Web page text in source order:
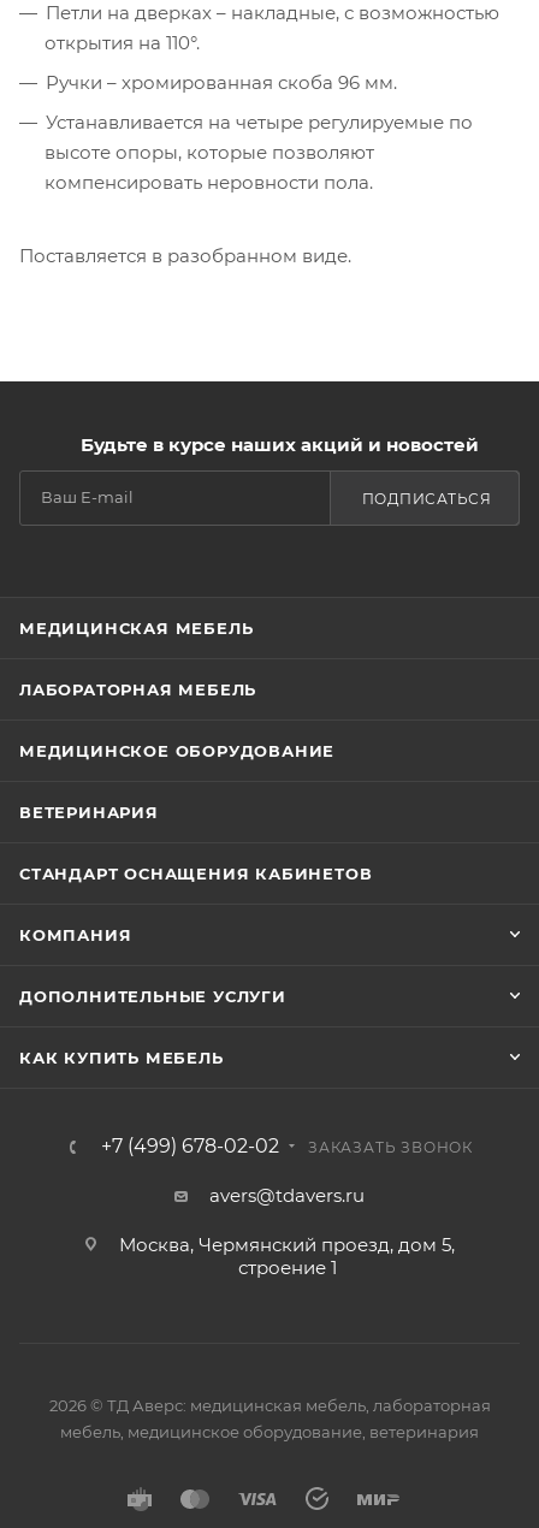
Петли на дверках – накладные, с возможностью
открытия на 110°.
Ручки – хромированная скоба 96 мм.
Устанавливается на четыре регулируемые по
высоте опоры, которые позволяют
компенсировать неровности пола.
Поставляется в разобранном виде.
Будьте в курсе наших акций и новостей
ПОДПИСАТЬСЯ
МЕДИЦИНСКАЯ МЕБЕЛЬ
ЛАБОРАТОРНАЯ МЕБЕЛЬ
МЕДИЦИНСКОЕ ОБОРУДОВАНИЕ
ВЕТЕРИНАРИЯ
СТАНДАРТ ОСНАЩЕНИЯ КАБИНЕТОВ
КОМПАНИЯ
ДОПОЛНИТЕЛЬНЫЕ УСЛУГИ
КАК КУПИТЬ МЕБЕЛЬ
+7 (499) 678-02-02 ЗАКАЗАТЬ ЗВОНОК
avers@tdavers.ru
Москва, Чермянский проезд, дом 5,
строение 1
2026 © ТД Аверс: медицинская мебель, лабораторная
мебель, медицинское оборудование, ветеринария